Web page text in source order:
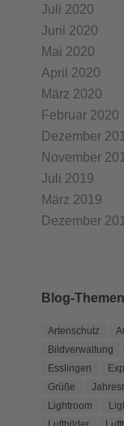
Juli 2020
Juni 2020
Mai 2020
April 2020
März 2020
Februar 2020
Dezember
November
Juli 2019
März 2019
Dezember
Blog-Themen
Artenschutz
Bildverwaltung
Esslingen
Grüße
Lightroom